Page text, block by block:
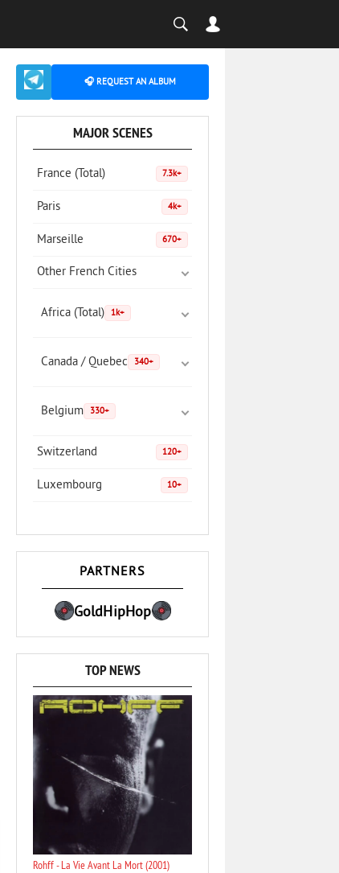
🎧 REQUEST AN ALBUM
MAJOR SCENES
France (Total) 7.3k+
Paris 4k+
Marseille 670+
Other French Cities
Africa (Total) 1k+
Canada / Quebec 340+
Belgium 330+
Switzerland 120+
Luxembourg 10+
PARTNERS
GoldHipHop
TOP NEWS
Rohff - La Vie Avant La Mort (2001)